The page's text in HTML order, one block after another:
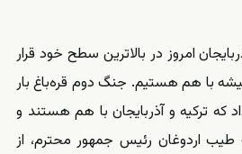
امروز در بالاترین سطح خود قرار
با هم هستیم. جنگ دوم قره‌باغ بار
که ترکیه و آذربایجان با هم هستند و
طیب اردوغان رئیس جمهور محترم، از